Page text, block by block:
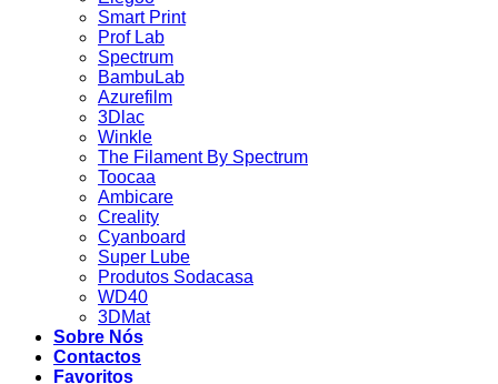
Smart Print
Prof Lab
Spectrum
BambuLab
Azurefilm
3Dlac
Winkle
The Filament By Spectrum
Toocaa
Ambicare
Creality
Cyanboard
Super Lube
Produtos Sodacasa
WD40
3DMat
Sobre Nós
Contactos
Favoritos